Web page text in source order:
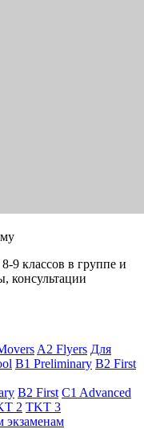
9 классов в группе и
консультации
A2 Flyers Для
B1 Preliminary B2 First
B2 First C1 Advanced
2 TKT 3
экзаменам